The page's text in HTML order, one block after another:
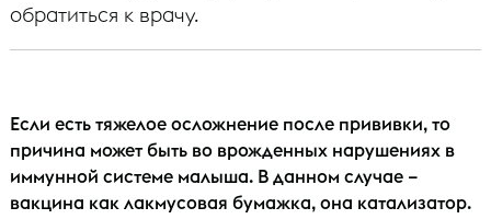
обратиться к врачу.
Если есть тяжелое осложнение после прививки, то
причина может быть во врожденных нарушениях в
иммунной системе малыша. В данном случае –
вакцина как лакмусовая бумажка, она катализатор.